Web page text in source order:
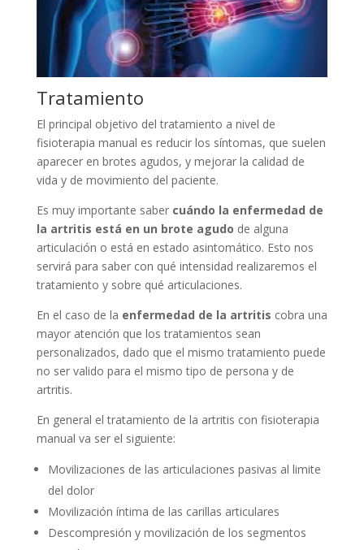
Tratamiento
El principal objetivo del tratamiento a nivel de
fisioterapia manual es reducir los síntomas, que suelen
aparecer en brotes agudos, y mejorar la calidad de
vida y de movimiento del paciente.
Es muy importante saber cuándo la enfermedad de
la artritis está en un brote agudo de alguna
articulación o está en estado asintomático. Esto nos
servirá para saber con qué intensidad realizaremos el
tratamiento y sobre qué articulaciones.
En el caso de la enfermedad de la artritis cobra una
mayor atención que los tratamientos sean
personalizados, dado que el mismo tratamiento puede
no ser valido para el mismo tipo de persona y de
artritis.
En general el tratamiento de la artritis con fisioterapia
manual va ser el siguiente:
Movilizaciones de las articulaciones pasivas al limite
del dolor
Movilización íntima de las carillas articulares
Descompresión y movilización de los segmentos